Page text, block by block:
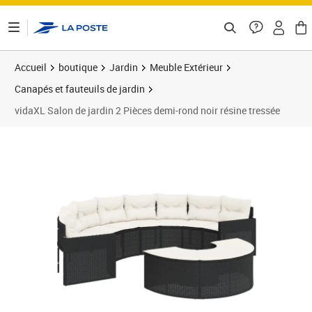
Accueil boutique Jardin
Meuble Extérieur
Canapés et fauteuils de jardin
vidaXL Salon de jardin 2 Pièces demi-rond noir résine tressée